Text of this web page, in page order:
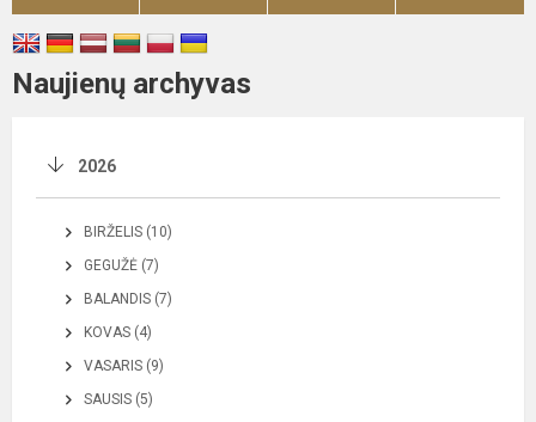
Naujienų archyvas
2026
BIRŽELIS (10)
GEGUŽĖ (7)
BALANDIS (7)
KOVAS (4)
VASARIS (9)
SAUSIS (5)